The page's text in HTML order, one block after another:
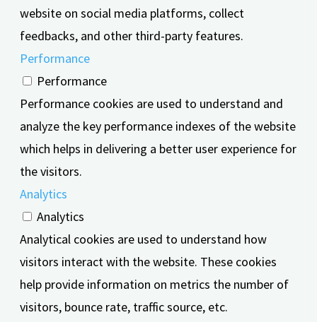
website on social media platforms, collect
feedbacks, and other third-party features.
Performance
Performance
Performance cookies are used to understand and
analyze the key performance indexes of the website
which helps in delivering a better user experience for
the visitors.
Analytics
Analytics
Analytical cookies are used to understand how
visitors interact with the website. These cookies
help provide information on metrics the number of
visitors, bounce rate, traffic source, etc.